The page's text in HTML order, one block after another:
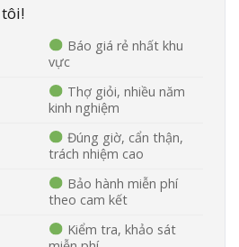
Báo giá rẻ nhất khu
vực
Thợ giỏi, nhiều năm
kinh nghiệm
Đúng giờ, cẩn thận,
trách nhiệm cao
Bảo hành miễn phí
theo cam kết
Kiểm tra, khảo sát